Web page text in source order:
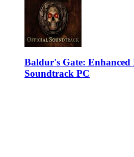
Baldur's Gate:
Soundtrack PC